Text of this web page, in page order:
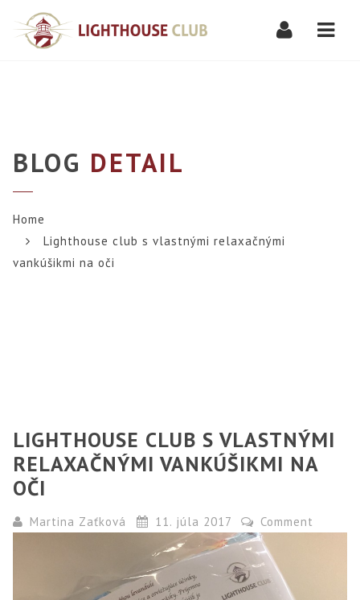
BLOG DETAIL
Home
Lighthouse club s vlastnými relaxačnými
vankúšikmi na oči
LIGHTHOUSE CLUB S VLASTNÝMI
RELAXAČNÝMI VANKÚŠIKMI NA
OČI
Martina Zaťková 11. júla 2017 Comment